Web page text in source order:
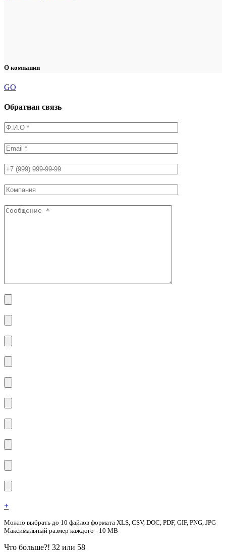
О компании
GO
Обратная связь
+
Можно выбрать до 10 файлов формата XLS, CSV, DOC, PDF, GIF, PNG, JPG
Максимальный размер каждого - 10 MB
Что больше?! 32 или 58